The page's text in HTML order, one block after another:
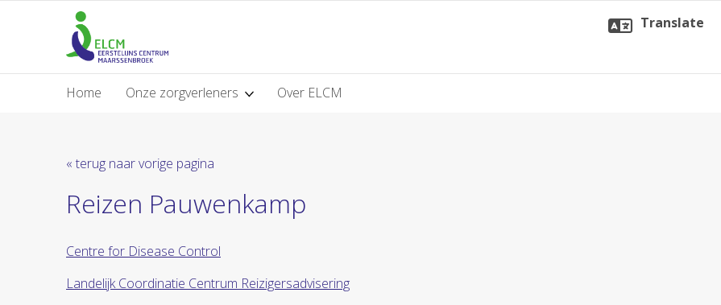
Translate
Home Onze zorgverleners Over ELCM
« terug naar vorige pagina
Reizen Pauwenkamp
Centre for Disease Control
Landelijk Coordinatie Centrum Reizigersadvisering